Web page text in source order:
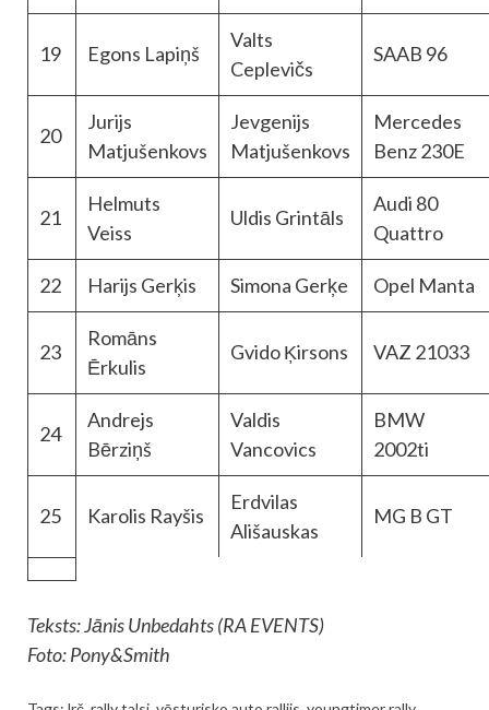
19 Egons Lapiņš
Valts
Ceplevičs
SAAB 96
20
Jurijs
Matjušenkovs
Jevgenijs
Matjušenkovs
Mercedes
Benz 230E
21
Helmuts
Veiss
Uldis Grintāls
Audi 80
Quattro
22 Harijs Gerķis Simona Gerķe Opel Manta
23
Romāns
Ērkulis
Gvido Ķirsons VAZ 21033
24
Andrejs
Bērziņš
Valdis
Vancovics
BMW
2002ti
25 Karolis Rayšis
Erdvilas
Ališauskas
MG B GT
Teksts: Jānis Unbedahts (RA EVENTS)
Foto: Pony&Smith